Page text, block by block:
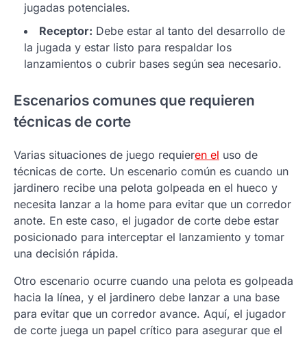
jugadas potenciales.
Receptor: Debe estar al tanto del desarrollo de
la jugada y estar listo para respaldar los
lanzamientos o cubrir bases según sea necesario.
Escenarios comunes que requieren
técnicas de corte
Varias situaciones de juego requieren el uso de
técnicas de corte. Un escenario común es cuando un
jardinero recibe una pelota golpeada en el hueco y
necesita lanzar a la home para evitar que un corredor
anote. En este caso, el jugador de corte debe estar
posicionado para interceptar el lanzamiento y tomar
una decisión rápida.
Otro escenario ocurre cuando una pelota es golpeada
hacia la línea, y el jardinero debe lanzar a una base
para evitar que un corredor avance. Aquí, el jugador
de corte juega un papel crítico para asegurar que el